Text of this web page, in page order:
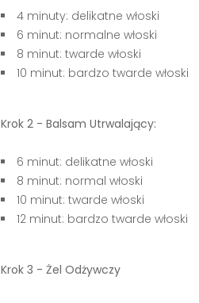
4 minuty: delikatne włoski
6 minut: normalne włoski
8 minut: twarde włoski
10 minut: bardzo twarde włoski
Krok 2 - Balsam Utrwalający:
6 minut: delikatne włoski
8 minut: normal włoski
10 minut: twarde włoski
12 minut: bardzo twarde włoski
Krok 3 - Żel Odżywczy